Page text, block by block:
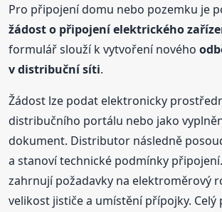
Pro připojení domu nebo pozemku je
žádosto připojení elektrického
formulář slouží k vytvoření nového
v distribuční síti.
Žádost lze podat elektronicky
distribučního portálu nebo jako
dokument. Distributor následně
a stanoví technické podmínky
zahrnují požadavky na elektroměrový
velikost jističe a umístění přípojky. Celý